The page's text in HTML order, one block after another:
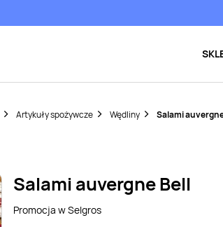
Artykuły spożywcze Wędliny Salami
Salami auvergne Bell
Promocja wSelgros